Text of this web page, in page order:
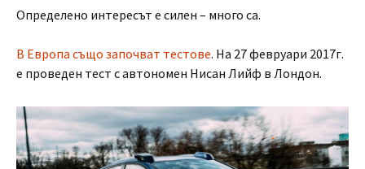
Определено интересът е силен – много са.
В Европа също започват тестове. На 27 февруари 2017г.
е проведен тест с автономен Нисан Лийф в Лондон.